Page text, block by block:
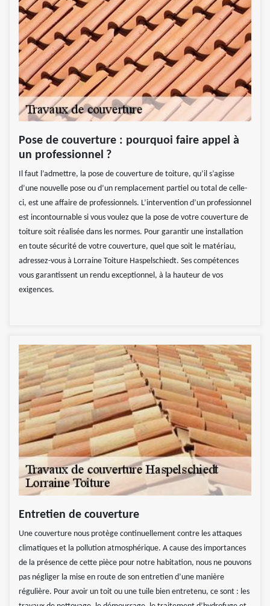
Pose de couverture : pourquoi faire appel à
un professionnel ?
Il faut l’admettre, la pose de couverture de toiture, qu’il s’agisse
d’une nouvelle pose ou d’un remplacement partiel ou total de celle-
ci, est une affaire de professionnels. L’intervention d’un professionnel
est incontournable si vous voulez que la pose de votre couverture de
toiture soit réalisée dans les normes. Pour garantir une installation
en toute sécurité de votre couverture, quel que soit le matériau,
adressez-vous à Lorraine Toiture Haspelschiedt. Ses compétences
vous garantissent un rendu exceptionnel, à la hauteur de vos
exigences.
Entretien de couverture
Une couverture nous protège continuellement contre les attaques
climatiques et la pollution atmosphérique. A cause des importances
de la présence de cette pièce pour notre habitation, nous ne pouvons
pas négliger la mise en route de son entretien d’une manière
régulière. Pour avoir un toit ou une tuile bien entretenu, ce sont : les